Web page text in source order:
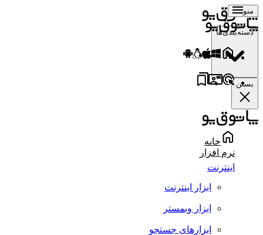
منو
دسته‌بندی‌ها
بستن
خانه
نرم افزار
اینترنت
ابزار اینترنت
ابزار وبمستر
ابزارهای جستجو